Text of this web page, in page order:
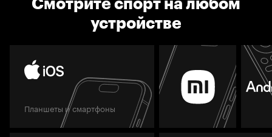
устройстве
Планшеты и смартфоны